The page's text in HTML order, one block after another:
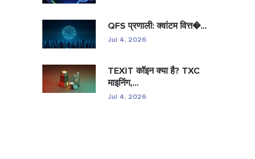
QFS प्रणाली: क्वांटम वित्त�...
Jul 4, 2026
TEXIT कॉइन क्या है? TXC
माइनिंग,...
Jul 4, 2026